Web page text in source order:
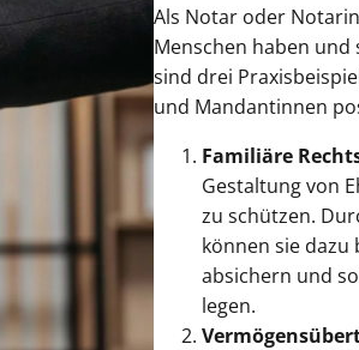
Als Notar oder
Menschen haben
sind drei
und Mandantinnen
Familiäre
Gestaltung von
zu schützen.
können sie dazu
absichern und
legen.